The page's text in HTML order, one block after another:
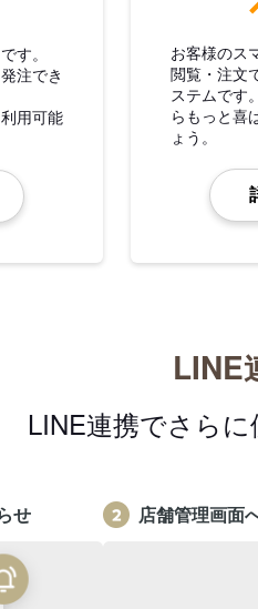
す。
注でき
用可能
お客様のス
閲覧・注文
ステムです
らもっと喜
ょう。
LINE
LINE連携でさら
せ 店舗管理画面